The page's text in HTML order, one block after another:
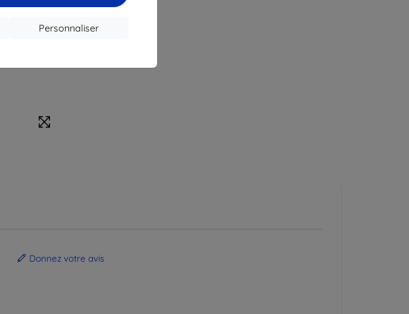
Personnaliser
Donnez votre avis